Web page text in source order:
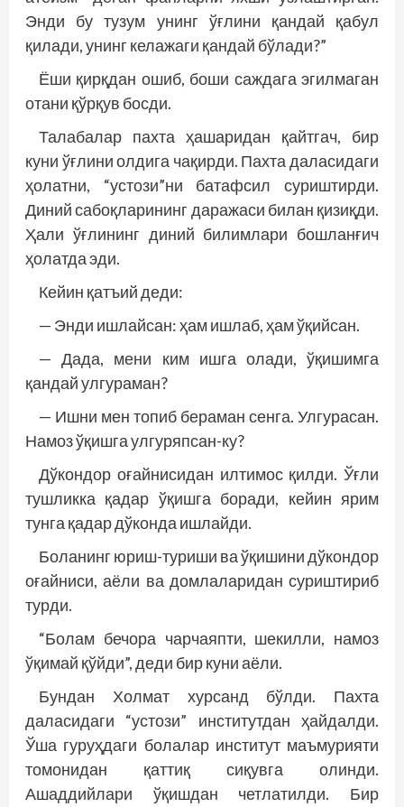
Энди бу тузум унинг ўғлини қандай қабул
қилади, унинг келажаги қандай бўлади?”
Ёши қирқдан ошиб, боши саждага эгилмаган
отани қўрқув босди.
Талабалар пахта ҳашаридан қайтгач, бир
куни ўғлини олдига чақирди. Пахта даласидаги
ҳолатни, “устози”ни батафсил суриштирди.
Диний сабоқларининг даражаси билан қизиқди.
Ҳали ўғлининг диний билимлари бошланғич
ҳолатда эди.
Кейин қатъий деди:
— Энди ишлайсан: ҳам ишлаб, ҳам ўқийсан.
— Дада, мени ким ишга олади, ўқишимга
қандай улгураман?
— Ишни мен топиб бераман сенга. Улгурасан.
Намоз ўқишга улгуряпсан-ку?
Дўкондор оғайнисидан илтимос қилди. Ўғли
тушликка қадар ўқишга боради, кейин ярим
тунга қадар дўконда ишлайди.
Боланинг юриш-туриши ва ўқишини дўкондор
оғайниси, аёли ва домлаларидан суриштириб
турди.
“Болам бечора чарчаяпти, шекилли, намоз
ўқимай қўйди”, деди бир куни аёли.
Бундан Холмат хурсанд бўлди. Пахта
даласидаги “устози” институтдан ҳайдалди.
Ўша гуруҳдаги болалар институт маъмурияти
томонидан қаттиқ сиқувга олинди.
Ашаддийлари ўқишдан четлатилди. Бир